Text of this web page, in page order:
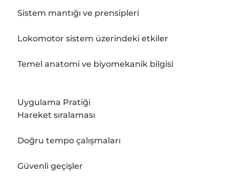
Sistem mantığı ve prensipleri
Lokomotor sistem üzerindeki etkiler
Temel anatomi ve biyomekanik bilgisi
Uygulama Pratiği
Hareket sıralaması
Doğru tempo çalışmaları
Güvenli geçişler